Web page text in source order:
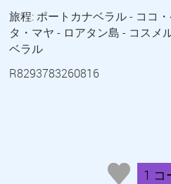
旅程: ポートカナベラル - ココ
タ・マヤ - ロアタン島 - コスメ
ベラル
R8293783260816
1 コ